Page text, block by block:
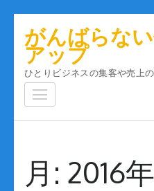
ン
がんばらな
アップ
ひとりビジネスの集客や売上
月: 2016